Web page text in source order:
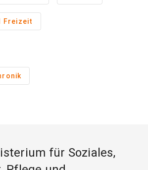
Freizeit
für Soziales,